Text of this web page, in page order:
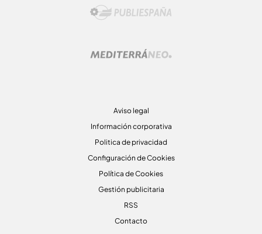
Aviso legal
Información corporativa
Politica de privacidad
Configuración de Cookies
Política de Cookies
Gestión publicitaria
RSS
Contacto